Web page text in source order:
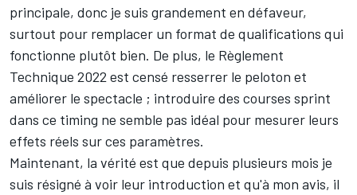
principale, donc je suis grandement en défaveur,
surtout pour remplacer un format de qualifications qui
fonctionne plutôt bien. De plus, le Règlement
Technique 2022 est censé resserrer le peloton et
améliorer le spectacle ; introduire des courses sprint
dans ce timing ne semble pas idéal pour mesurer leurs
effets réels sur ces paramètres.
Maintenant, la vérité est que depuis plusieurs mois je
suis résigné à voir leur introduction et qu'à mon avis, il